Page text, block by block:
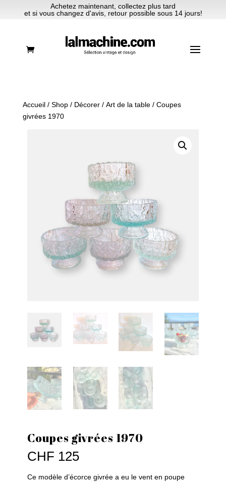
Achetez maintenant, collectez plus tard
et si vous changez d'avis, retour possible sous 14 jours!
Accueil/ Shop/ Décorer/ Art de la table/ Coupes
givrées 1970
Coupes givrées 1970
CHF 125
Ce modèle d’écorce givrée a eu le vent en poupe